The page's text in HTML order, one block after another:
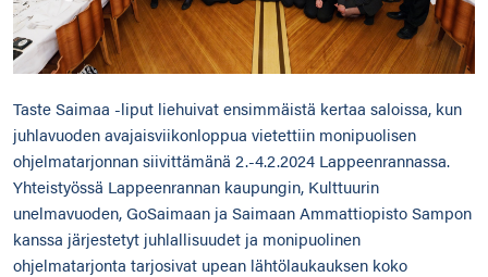
Taste Saimaa -liput liehuivat ensimmäistä kertaa saloissa, kun
juhlavuoden avajaisviikonloppua vietettiin monipuolisen
ohjelmatarjonnan siivittämänä 2.-4.2.2024 Lappeenrannassa.
Yhteistyössä Lappeenrannan kaupungin, Kulttuurin
unelmavuoden, GoSaimaan ja Saimaan Ammattiopisto Sampon
kanssa järjestetyt juhlallisuudet ja monipuolinen
ohjelmatarjonta tarjosivat upean lähtölaukauksen koko